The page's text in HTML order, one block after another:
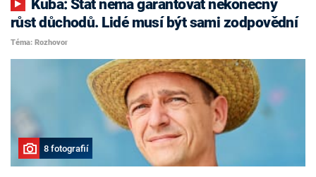
růst důchodů. Lidé musí být sami zodpovědní
Téma: Rozhovor
8 fotografií